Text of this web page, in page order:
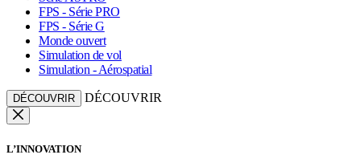
FPS - Série PRO
FPS - Série G
Monde ouvert
Simulation de vol
Simulation - Aérospatial
DÉCOUVRIR DÉCOUVRIR
L’INNOVATION